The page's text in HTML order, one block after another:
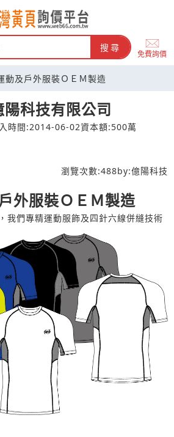
黃頁詢價平台搜尋
免費詢價
動及戶外服裝ＯＥＭ製造
陽科技有限公司
時間:2014-06-02資本額:500萬
瀏覽次數:488by:億陽科技
外服裝ＯＥＭ製造
我們專精運動服飾及四針六線併縫技術